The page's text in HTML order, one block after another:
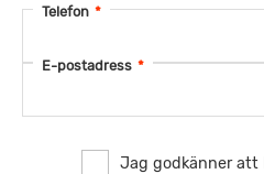
Telefon *
E-postadress *
Jag godkänner att